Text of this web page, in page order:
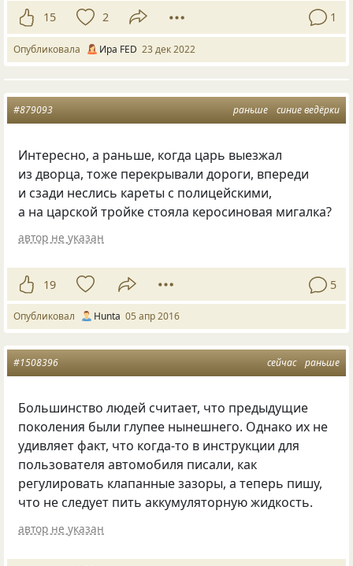
15 2 1
Опубликовала Ира FED 23 дек 2022
раньше синие ведёрки
#879093
Интересно, а раньше, когда царь выезжал
из дворца, тоже перекрывали дороги, впереди
и сзади неслись кареты с полицейскими,
а на царской тройке стояла керосиновая мигалка?
автор не указан
19 5
Опубликовал Hunta 05 апр 2016
сейчас раньше
#1508396
Большинство людей считает, что предыдущие
поколения были глупее нынешнего. Однако их не
удивляет факт, что когда-то в инструкции для
пользователя автомобиля писали, как
регулировать клапанные зазоры, а теперь пишу,
что не следует пить аккумуляторную жидкость.
автор не указан